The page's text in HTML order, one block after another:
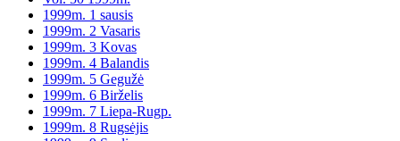
1999m. 1 sausis
1999m. 2 Vasaris
1999m. 3 Kovas
1999m. 4 Balandis
1999m. 5 Gegužė
1999m. 6 Birželis
1999m. 7 Liepa-Rugp.
1999m. 8 Rugsėjis